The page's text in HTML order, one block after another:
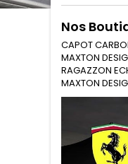
Nos
CAPOT
MAXTON
RAGAZZON
MAXTON